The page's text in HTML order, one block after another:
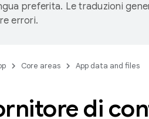
preferita. Le traduzioni
errori.
Core areas App data and files
di